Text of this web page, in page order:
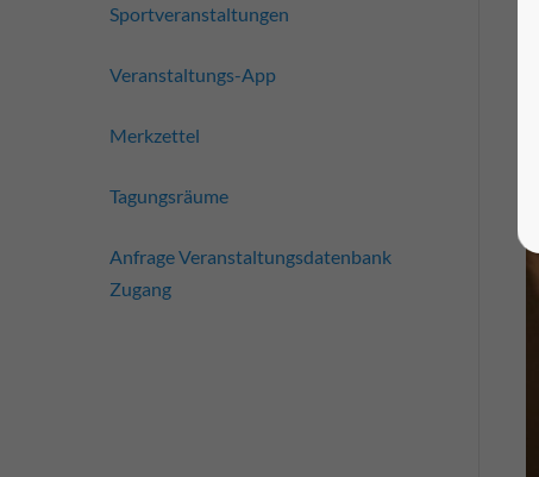
Sportveranstaltungen
Veranstaltungs-App
Merkzettel
Tagungsräume
Anfrage Veranstaltungsdatenbank
Zugang